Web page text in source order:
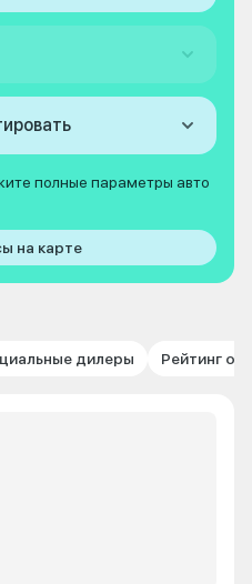
полные параметры авто
на карте
дилеры Рейтинг